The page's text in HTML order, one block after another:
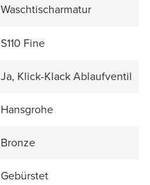
Waschtischarmatur
S110 Fine
Ja, Klick-Klack Ablaufventil
Hansgrohe
Bronze
Gebürstet